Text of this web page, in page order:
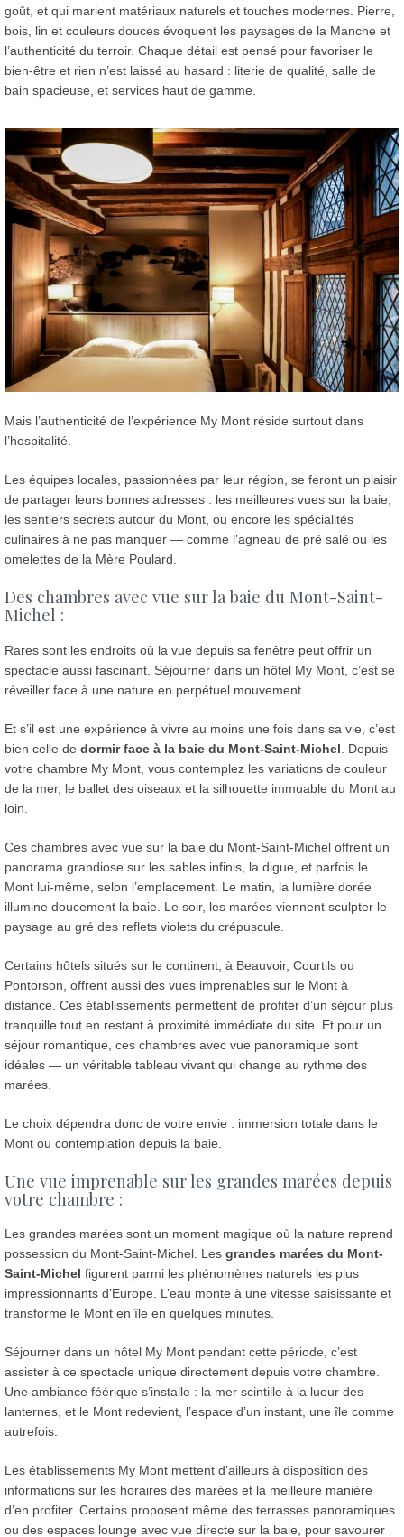
goût, et qui marient matériaux naturels et touches modernes. Pierre,
bois, lin et couleurs douces évoquent les paysages de la Manche et
l’authenticité du terroir. Chaque détail est pensé pour favoriser le
bien-être et rien n’est laissé au hasard : literie de qualité, salle de
bain spacieuse, et services haut de gamme.
Mais l’authenticité de l’expérience My Mont réside surtout dans
l’hospitalité.
Les équipes locales, passionnées par leur région, se feront un plaisir
de partager leurs bonnes adresses : les meilleures vues sur la baie,
les sentiers secrets autour du Mont, ou encore les spécialités
culinaires à ne pas manquer — comme l’agneau de pré salé ou les
omelettes de la Mère Poulard.
Des chambres avec vue sur la baie du Mont-Saint-
Michel :
Rares sont les endroits où la vue depuis sa fenêtre peut offrir un
spectacle aussi fascinant. Séjourner dans un hôtel My Mont, c’est se
réveiller face à une nature en perpétuel mouvement.
Et s’il est une expérience à vivre au moins une fois dans sa vie, c’est
bien celle de dormir face à la baie du Mont-Saint-Michel . Depuis
votre chambre My Mont, vous contemplez les variations de couleur
de la mer, le ballet des oiseaux et la silhouette immuable du Mont au
loin.
Ces chambres avec vue sur la baie du Mont-Saint-Michel offrent un
panorama grandiose sur les sables infinis, la digue, et parfois le
Mont lui-même, selon l’emplacement. Le matin, la lumière dorée
illumine doucement la baie. Le soir, les marées viennent sculpter le
paysage au gré des reflets violets du crépuscule.
Certains hôtels situés sur le continent, à Beauvoir, Courtils ou
Pontorson, offrent aussi des vues imprenables sur le Mont à
distance. Ces établissements permettent de profiter d’un séjour plus
tranquille tout en restant à proximité immédiate du site. Et pour un
séjour romantique, ces chambres avec vue panoramique sont
idéales — un véritable tableau vivant qui change au rythme des
marées.
Le choix dépendra donc de votre envie : immersion totale dans le
Mont ou contemplation depuis la baie.
Une vue imprenable sur les grandes marées depuis
votre chambre :
Les grandes marées sont un moment magique où la nature reprend
possession du Mont-Saint-Michel. Les grandes marées du Mont-
Saint-Michel figurent parmi les phénomènes naturels les plus
impressionnants d’Europe. L’eau monte à une vitesse saisissante et
transforme le Mont en île en quelques minutes.
Séjourner dans un hôtel My Mont pendant cette période, c’est
assister à ce spectacle unique directement depuis votre chambre.
Une ambiance féérique s’installe : la mer scintille à la lueur des
lanternes, et le Mont redevient, l’espace d’un instant, une île comme
autrefois.
Les établissements My Mont mettent d’ailleurs à disposition des
informations sur les horaires des marées et la meilleure manière
d’en profiter. Certains proposent même des terrasses panoramiques
ou des espaces lounge avec vue directe sur la baie, pour savourer